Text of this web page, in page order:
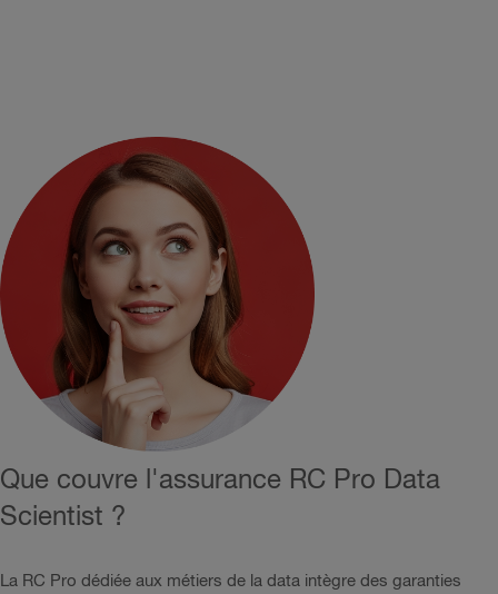
Que couvre l'assurance RC Pro Data
Scientist ?
La RC Pro dédiée aux métiers de la data intègre des garanties